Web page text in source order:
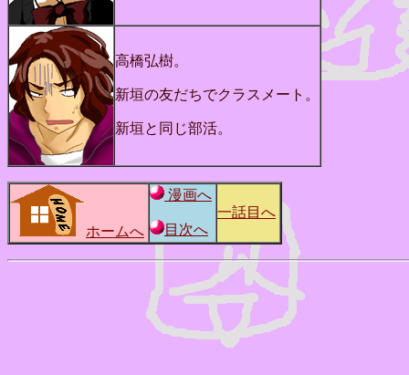
高橋弘樹。
新垣の友だちでクラスメート。
新垣と同じ部活。
ホームへ
漫画へ
目次へ
一話目へ